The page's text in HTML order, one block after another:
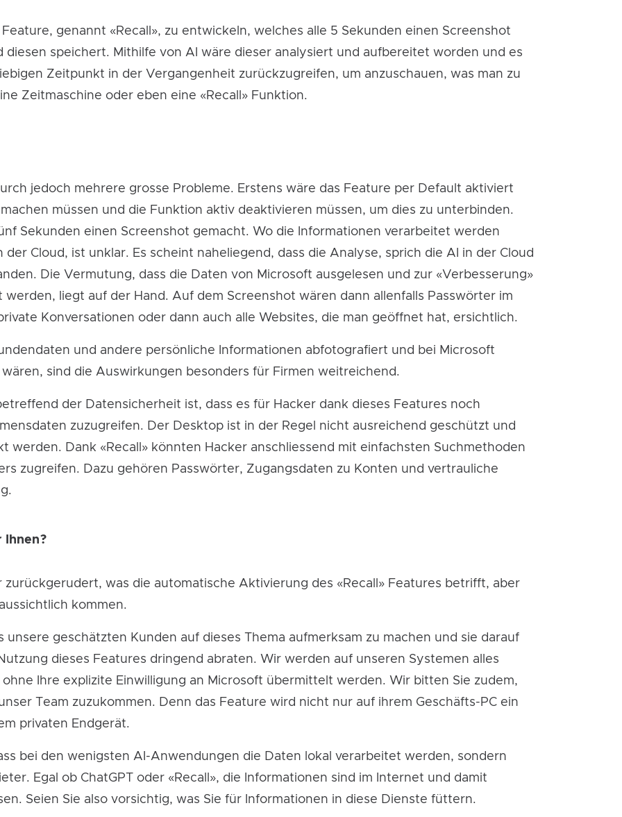
genannt «Recall», zu entwickeln, welches alle 5 Sekunden einen Screenshot
diesen speichert. Mithilfe von AI wäre dieser analysiert und aufbereitet worden und es
Zeitpunkt in der Vergangenheit zurückzugreifen, um anzuschauen, was man zu
Zeitmaschine oder eben eine «Recall» Funktion.
jedoch mehrere grosse Probleme. Erstens wäre das Feature per Default aktiviert
müssen und die Funktion aktiv deaktivieren müssen, um dies zu unterbinden.
Sekunden einen Screenshot gemacht. Wo die Informationen verarbeitet werden
Cloud, ist unklar. Es scheint naheliegend, dass die Analyse, sprich die AI in der Cloud
Die Vermutung, dass die Daten von Microsoft ausgelesen und zur «Verbesserung»
liegt auf der Hand. Auf dem Screenshot wären dann allenfalls Passwörter im
Konversationen oder dann auch alle Websites, die man geöffnet hat, ersichtlich.
und andere persönliche Informationen abfotografiert und bei Microsoft
sind die Auswirkungen besonders für Firmen weitreichend.
der Datensicherheit ist, dass es für Hacker dank dieses Features noch
zuzugreifen. Der Desktop ist in der Regel nicht ausreichend geschützt und
werden. Dank «Recall» könnten Hacker anschliessend mit einfachsten Suchmethoden
zugreifen. Dazu gehören Passwörter, Zugangsdaten zu Konten und vertrauliche
Ihnen?
zurückgerudert, was die automatische Aktivierung des «Recall» Features betrifft, aber
kommen.
unsere geschätzten Kunden auf dieses Thema aufmerksam zu machen und sie darauf
dieses Features dringend abraten. Wir werden auf unseren Systemen alles
Ihre explizite Einwilligung an Microsoft übermittelt werden. Wir bitten Sie zudem,
Team zuzukommen. Denn das Feature wird nicht nur auf ihrem Geschäfts-PC ein
privaten Endgerät.
bei den wenigsten AI-Anwendungen die Daten lokal verarbeitet werden, sondern
Egal ob ChatGPT oder «Recall», die Informationen sind im Internet und damit
Seien Sie also vorsichtig, was Sie für Informationen in diese Dienste füttern.